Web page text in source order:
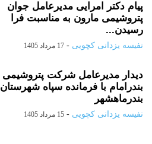
پیام دکتر امرایی مدیرعامل جوان
پتروشیمی مارون به مناسبت فرا
رسیدن...
نفیسه یزدانی کچویی - 17 مرداد 1405
دیدار مدیرعامل شرکت پتروشیمی
بندرامام با فرمانده سپاه شهرستان
بندرماهشهر
نفیسه یزدانی کچویی - 15 مرداد 1405